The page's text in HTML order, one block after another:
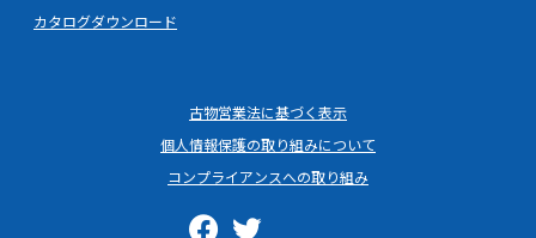
カタログダウンロード
古物営業法に基づく表示
個人情報保護の取り組みについて
コンプライアンスへの取り組み